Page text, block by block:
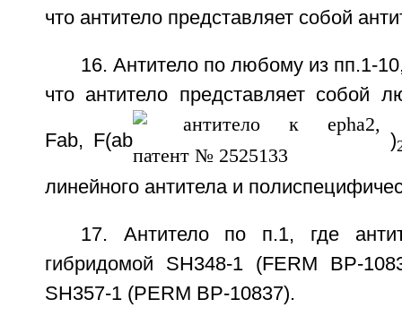
что антитело представляет собой
16. Антитело по любому из пп.1-
что антитело представляет собой
Fab, F(ab )
линейного антитела и
17. Антитело по п.1, где
гибридомой SH348-1 (FERM ВР-
SH357-1 (PERM ВР-10837).